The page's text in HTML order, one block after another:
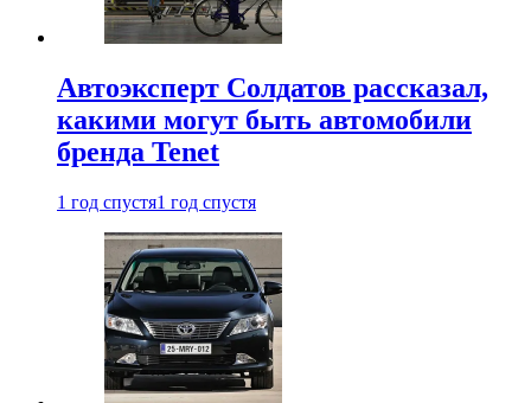
Автоэксперт Солдатов рассказал,
какими могут быть автомобили
бренда Tenet
1 год спустя1 год спустя